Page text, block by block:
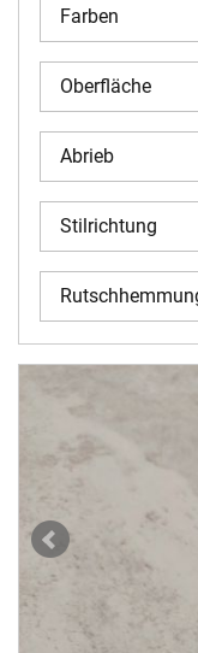
Farben
Oberfläche
Abrieb
Stilrichtung